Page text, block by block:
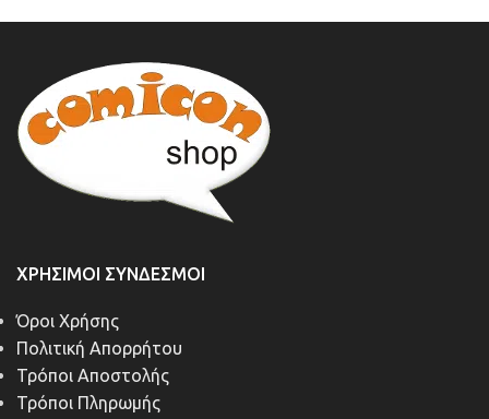
ΧΡΉΣΙΜΟΙ ΣΎΝΔΕΣΜΟΙ
Όροι Χρήσης
Πολιτική Απορρήτου
Τρόποι Αποστολής
Τρόποι Πληρωμής